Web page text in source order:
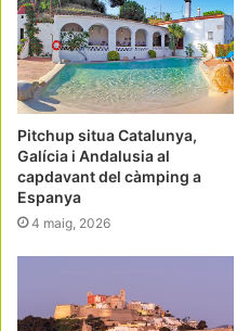
Pitchup situa Catalunya,
Galícia i Andalusia al
capdavant del càmping a
Espanya
4 maig, 2026